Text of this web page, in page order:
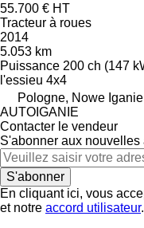
55.700 € HT
Tracteur à roues
2014
5.053 km
Puissance 200 ch (147
l'essieu 4x4
Pologne, Nowe Iganie
AUTOIGANIE
Contacter le vendeur
S'abonner aux
S'abonner
En cliquant ici, vous
et notre accord utilisateur.